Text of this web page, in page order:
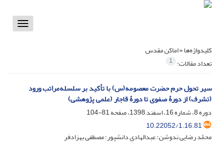
Toggle
کلیدواژه‌ها =اماکن مقدس
تعداد مقالات: 1
سیر تحول حرم حضرت معصومه(س) با تأکید بر سلسله‌مراتب ورود
(تشرف) از دورۀ صفوی تا دورۀ قاجار (علمی پژوهشی)
دوره 8، شماره 16، اسفند 1398، صفحه
81-104
10.22052/1.16.81
محمّد رضایی ‌ندوشن؛ عبدالهادی دانشپور؛ مصطفی بهزادفر